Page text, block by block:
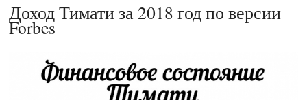
Доход Тимати за 2018 год по версии
Forbes